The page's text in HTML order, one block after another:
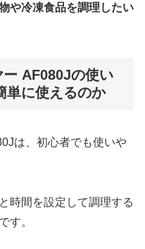
や冷凍食品を調理したい
AF080Jの使い
単に使えるのか
は、初心者でも使いや
時間を設定して調理する
す。